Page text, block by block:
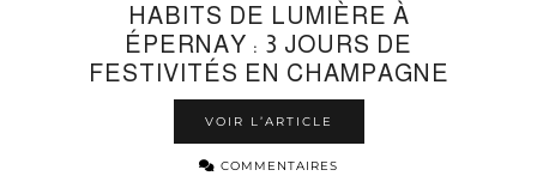
HABITS DE LUMIÈRE À
ÉPERNAY : 3 JOURS DE
FESTIVITÉS EN CHAMPAGNE
VOIR L’ARTICLE
COMMENTAIRES